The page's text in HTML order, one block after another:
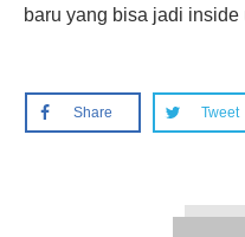
baru yang bisa jadi
Share Tweet